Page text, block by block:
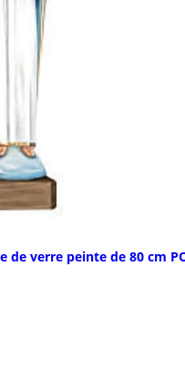
de verre peinte de 80 cm